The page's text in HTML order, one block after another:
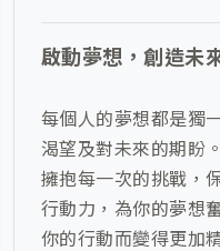
啟動夢想，創造未
每個人的夢想都是獨
渴望及對未來的期盼
擁抱每一次的挑戰，
行動力，為你的夢想
你的行動而變得更加